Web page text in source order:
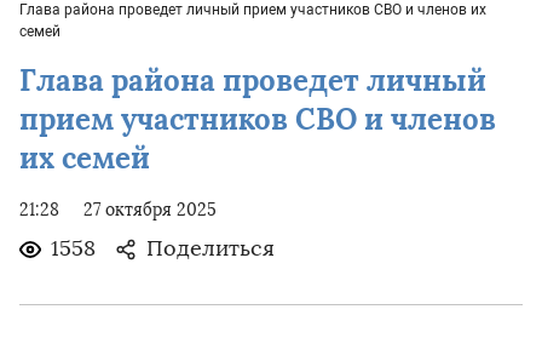
Глава района проведет личный прием участников СВО и членов их
семей
Глава района проведет личный
прием участников СВО и членов
их семей
21:28 27 октября 2025
1558 Поделиться